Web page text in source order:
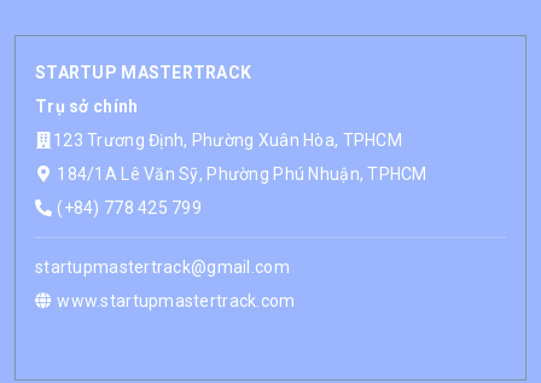
STARTUP MASTERTRACK
Trụ sở chính
123 Trương Định, Phường Xuân Hòa, TPHCM
184/1A Lê Văn Sỹ, Phường Phú Nhuận, TPHCM
(+84) 778 425 799
startupmastertrack@gmail.com
www.startupmastertrack.com